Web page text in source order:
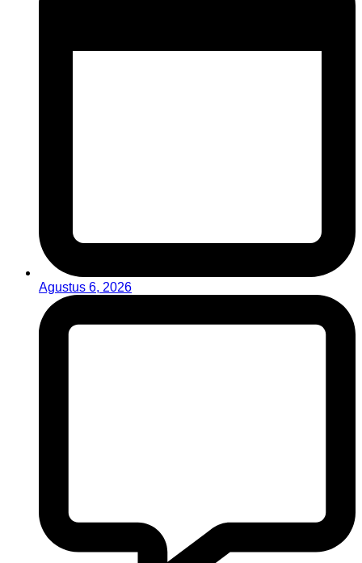
Agustus 6, 2026